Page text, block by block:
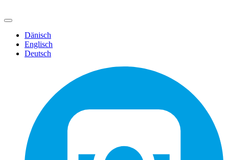
Dänisch
Englisch
Deutsch